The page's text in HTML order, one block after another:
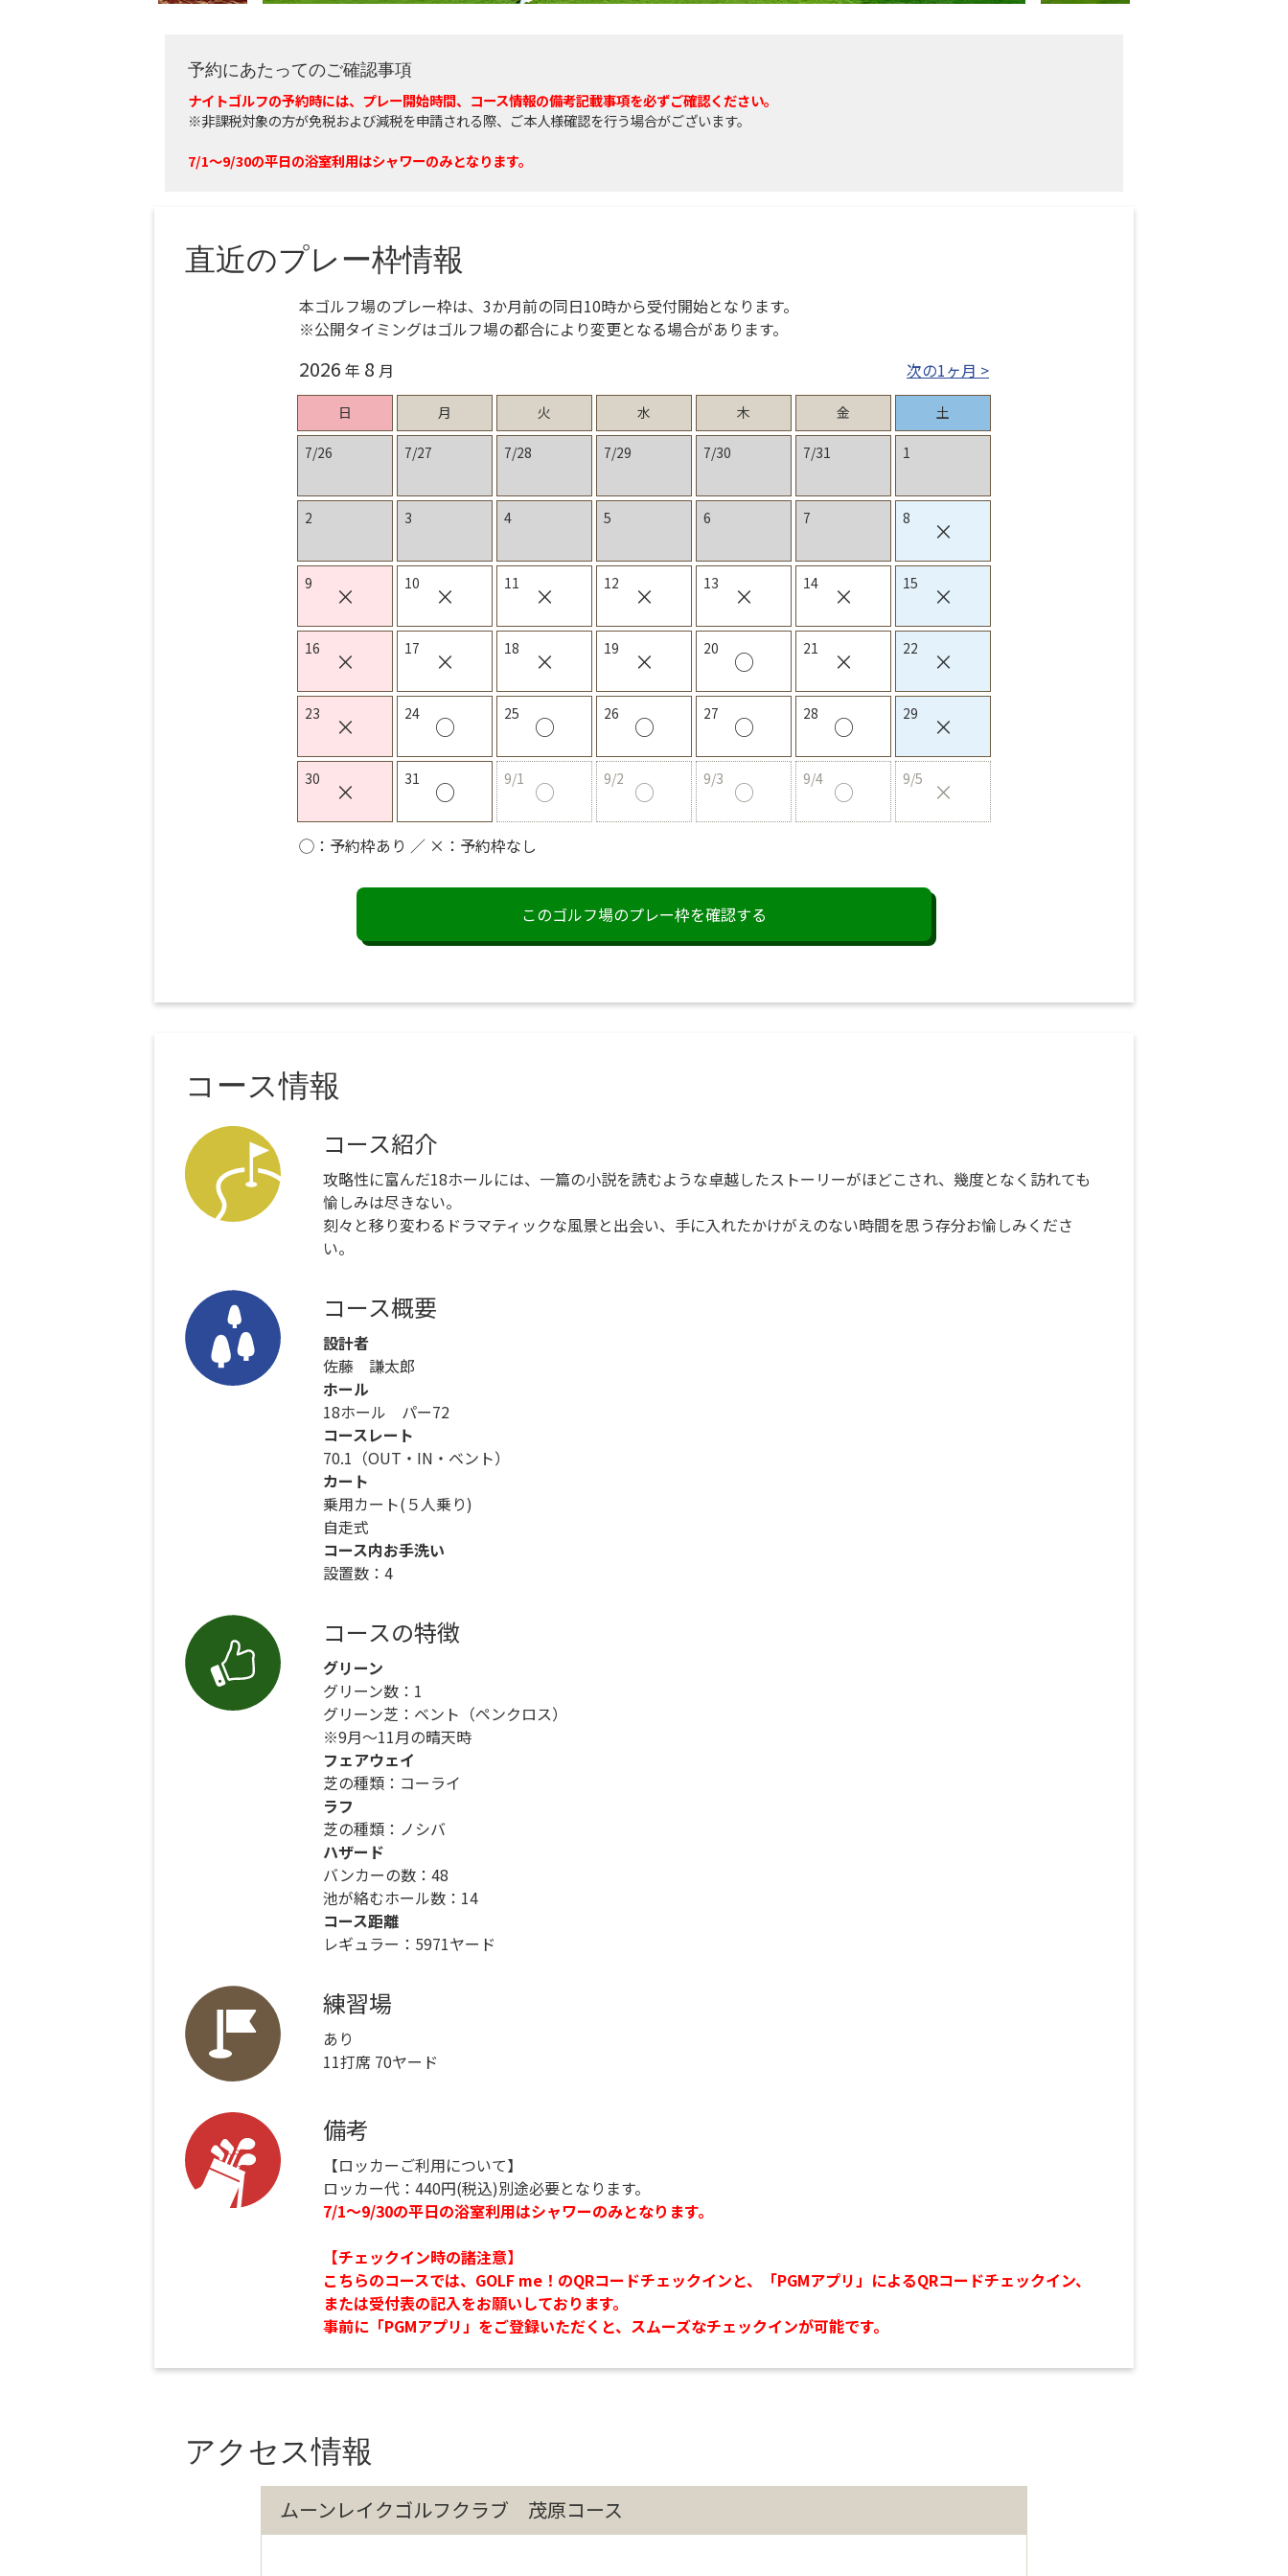
予約にあたってのご確認事項
ナイトゴルフの予約時には、プレー開始時間、コース情報の備考記載事項を必ずご確認ください。
※非課税対象の方が免税および減税を申請される際、ご本人様確認を行う場合がございます。
7/1～9/30の平日の浴室利用はシャワーのみとなります。
直近のプレー枠情報
本ゴルフ場のプレー枠は、3か月前の同日10時から受付開始となります。
※公開タイミングはゴルフ場の都合により変更となる場合があります。
2026 年 8 月 次の1ヶ月 >
日 月 火 水 木 金 土
7/26 7/27 7/28 7/29 7/30 7/31 1
2 3 4 5 6 7 8 ×
9 × 10 × 11 × 12 × 13 × 14 × 15 ×
16 × 17 × 18 × 19 × 20 ○ 21 × 22 ×
23 × 24 ○ 25 ○ 26 ○ 27 ○ 28 ○ 29 ×
30 × 31 ○ 9/1 ○ 9/2 ○ 9/3 ○ 9/4 ○ 9/5 ×
◯：予約枠あり ／ ×：予約枠なし
このゴルフ場のプレー枠を確認する
コース情報
コース紹介
攻略性に富んだ18ホールには、一篇の小説を読むような卓越したストーリーがほどこされ、幾度となく訪れても
愉しみは尽きない。
刻々と移り変わるドラマティックな風景と出会い、手に入れたかけがえのない時間を思う存分お愉しみくださ
い。
コース概要
設計者
佐藤 謙太郎
ホール
18ホール パー72
コースレート
70.1（OUT・IN・ベント）
カート
乗用カート(５人乗り)
自走式
コース内お手洗い
設置数：4
コースの特徴
グリーン
グリーン数：1
グリーン芝：ベント（ペンクロス）
※9月～11月の晴天時
フェアウェイ
芝の種類：コーライ
ラフ
芝の種類：ノシバ
ハザード
バンカーの数：48
池が絡むホール数：14
コース距離
レギュラー：5971ヤード
練習場
あり
11打席 70ヤード
備考
【ロッカーご利用について】
ロッカー代：440円(税込)別途必要となります。
7/1～9/30の平日の浴室利用はシャワーのみとなります。
【チェックイン時の諸注意】
こちらのコースでは、GOLF me！のQRコードチェックインと、「PGMアプリ」によるQRコードチェックイン、
または受付表の記入をお願いしております。
事前に「PGMアプリ」をご登録いただくと、スムーズなチェックインが可能です。
アクセス情報
ムーンレイクゴルフクラブ 茂原コース